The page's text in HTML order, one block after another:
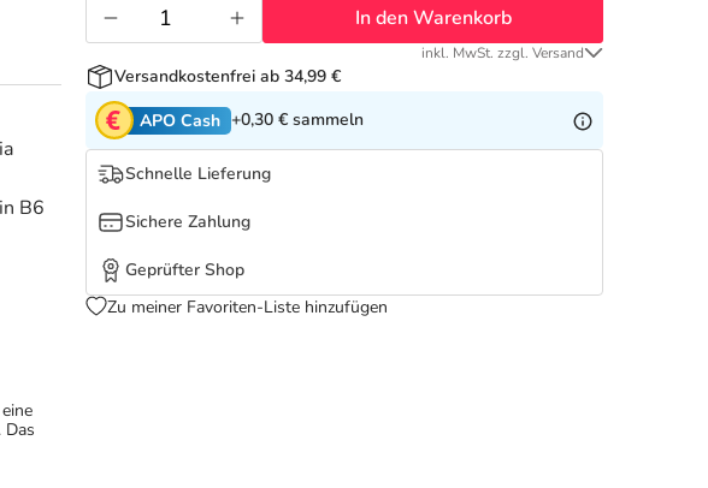
B6
In den Warenkorb
inkl. MwSt. zzgl. Versand
Versandkostenfrei ab 34,99 €
APO Cash +0,30 € sammeln
Schnelle Lieferung
Sichere Zahlung
Geprüfter Shop
Zu meiner Favoriten-Liste hinzufügen